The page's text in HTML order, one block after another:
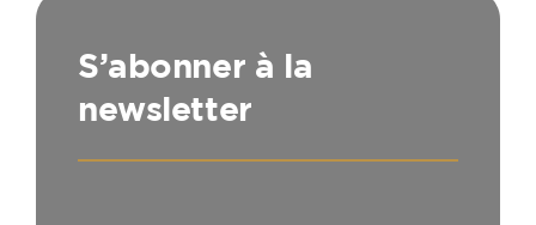
S’abonner à la
newsletter